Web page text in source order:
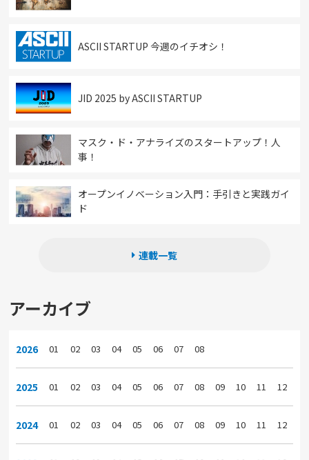
ASCII STARTUP 今週のイチオシ！
JID 2025 by ASCII STARTUP
マスク・ド・アナライズのスタートアップ！人
事！
オープンイノベーション入門：手引きと実践ガイ
ド
連載一覧
アーカイブ
2026 01 02 03 04 05 06 07 08
2025 01 02 03 04 05 06 07 08 09 10 11 12
2024 01 02 03 04 05 06 07 08 09 10 11 12